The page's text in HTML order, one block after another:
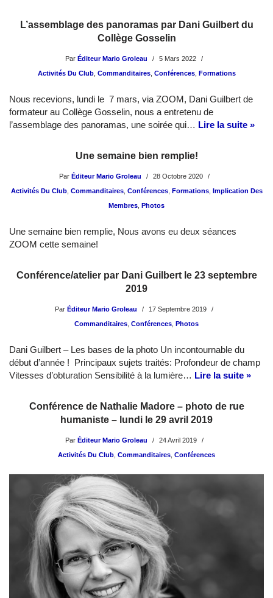
L’assemblage des panoramas par Dani Guilbert du
Collège Gosselin
Par Éditeur Mario Groleau
5 Mars 2022
Activités Du Club, Commanditaires, Conférences, Formations
Nous recevions, lundi le 7 mars, via ZOOM, Dani Guilbert de
formateur au Collège Gosselin, nous a entretenu de
l’assemblage des panoramas, une soirée qui… Lire la suite »
Une semaine bien remplie!
Par Éditeur Mario Groleau
28 Octobre 2020
Activités Du Club, Commanditaires, Conférences, Formations, Implication Des
Membres Photos
Une semaine bien remplie, Nous avons eu deux séances
ZOOM cette semaine!
Conférence/atelier par Dani Guilbert le 23 septembre
2019
Par Éditeur Mario Groleau
17 Septembre 2019
Commanditaires Conférences Photos
Dani Guilbert – Les bases de la photo Un incontournable du
début d’année ! Principaux sujets traités: Profondeur de champ
Vitesses d’obturation Sensibilité à la lumière… Lire la suite »
Conférence de Nathalie Madore – photo de rue
humaniste – lundi le 29 avril 2019
Par Éditeur Mario Groleau
24 Avril 2019
Activités Du Club Commanditaires Conférences